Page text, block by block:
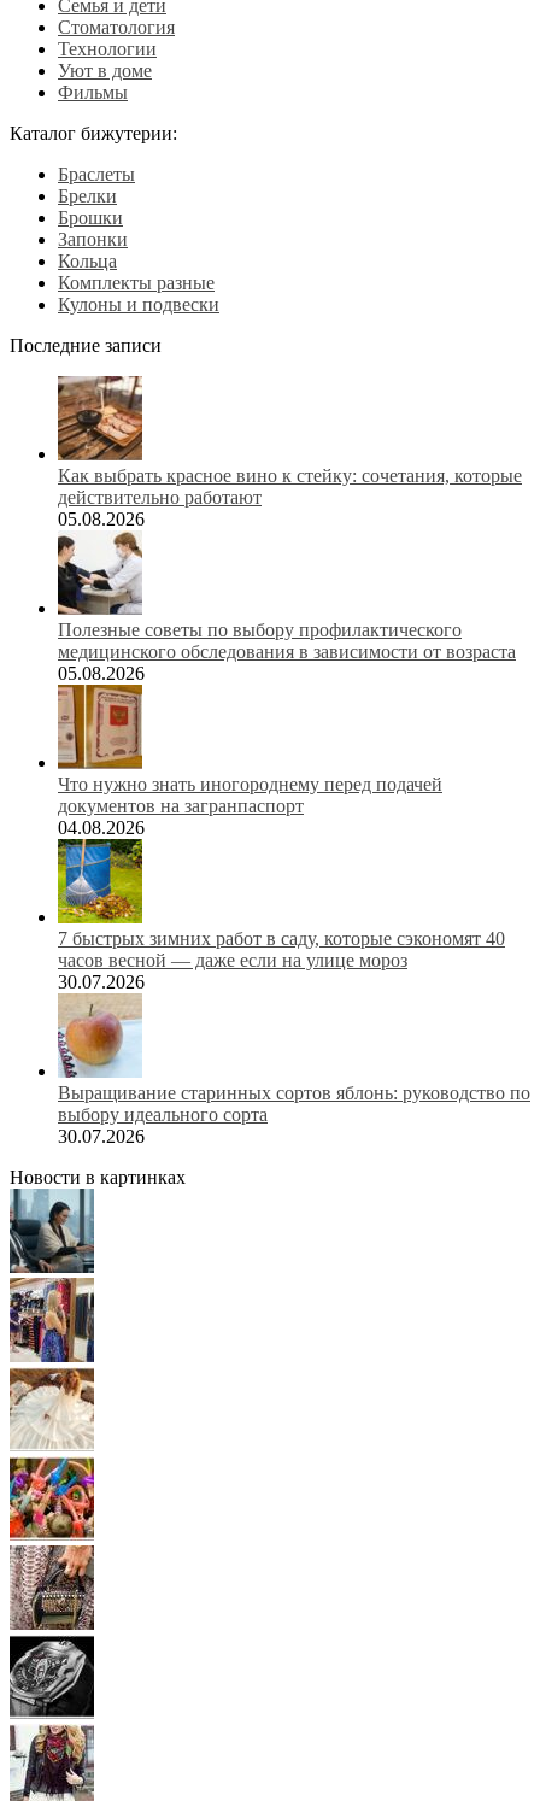
Семья и дети
Стоматология
Технологии
Уют в доме
Фильмы
Каталог бижутерии:
Браслеты
Брелки
Брошки
Запонки
Кольца
Комплекты разные
Кулоны и подвески
Последние записи
Как выбрать красное вино к стейку: сочетания, которые
действительно работают
05.08.2026
Полезные советы по выбору профилактического
медицинского обследования в зависимости от возраста
05.08.2026
Что нужно знать иногороднему перед подачей
документов на загранпаспорт
04.08.2026
7 быстрых зимних работ в саду, которые сэкономят 40
часов весной — даже если на улице мороз
30.07.2026
Выращивание старинных сортов яблонь: руководство по
выбору идеального сорта
30.07.2026
Новости в картинках